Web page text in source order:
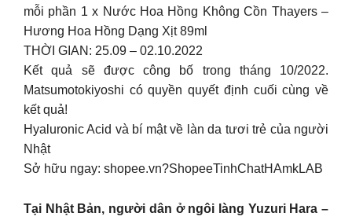
mỗi phần 1 x Nước Hoa Hồng Không Cồn Thayers –
Hương Hoa Hồng Dạng Xịt 89ml
THỜI GIAN: 25.09 – 02.10.2022
Kết quả sẽ được công bố trong tháng 10/2022.
Matsumotokiyoshi có quyền quyết định cuối cùng về
kết quả!
Hyaluronic Acid và bí mật về làn da tươi trẻ của người
Nhật
Sở hữu ngay: shopee.vn?ShopeeTinhChatHAmkLAB
Tại Nhật Bản, người dân ở ngôi làng Yuzuri Hara –